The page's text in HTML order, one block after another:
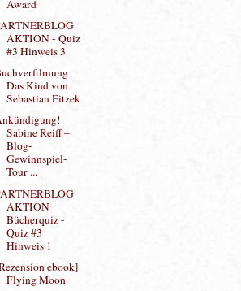
Neuzugänge /
GAKTION /
Award
AKTION - Quiz
#3 Hinweis 3
Das Kind von
Sebastian Fitzek
Ankündigung!
Sabine Reiff –
Gewinnspiel-
Tour ...
PARTNERBLOG
AKTION
Quiz #3
Hinweis 1